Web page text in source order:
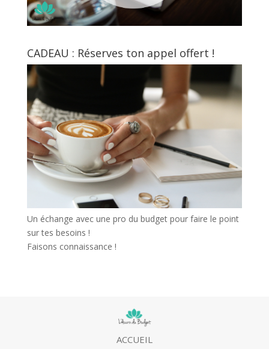
CADEAU : Réserves ton appel offert !
Un échange avec une pro du budget pour faire le point
sur tes besoins !
Faisons connaissance !
ACCUEIL